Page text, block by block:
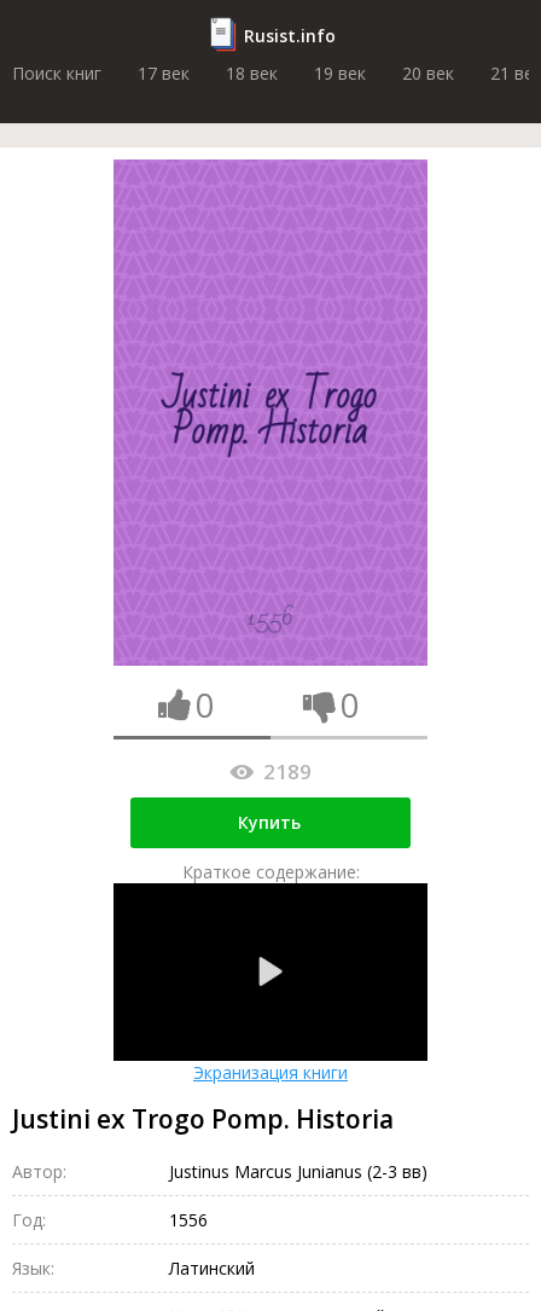
Rusist.info
Поиск книг
17 век 18 век 19 век 20 век 21 век
0 0
2189
Купить
Краткое содержание:
Экранизация книги
Justini ex Trogo Pomp. Historia
Автор: Justinus Marcus Junianus (2-3 вв)
Год: 1556
Язык: Латинский